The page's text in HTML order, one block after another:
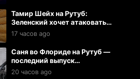
Тамир Шейх на Рутуб:
Зеленский хочет атаковать
Литву.
17 часов ago
Саня во Флориде на Рутуб —
последний выпуск
(06.08.2026)
20 часов ago